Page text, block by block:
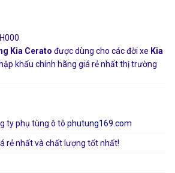
Kia Cerato được dùng cho các đời xe Kia
khẩu chính hãng giá rẻ nhất thị trường
ty phụ tùng ô tô phutung169.com
rẻ nhất và chất lượng tốt nhất!